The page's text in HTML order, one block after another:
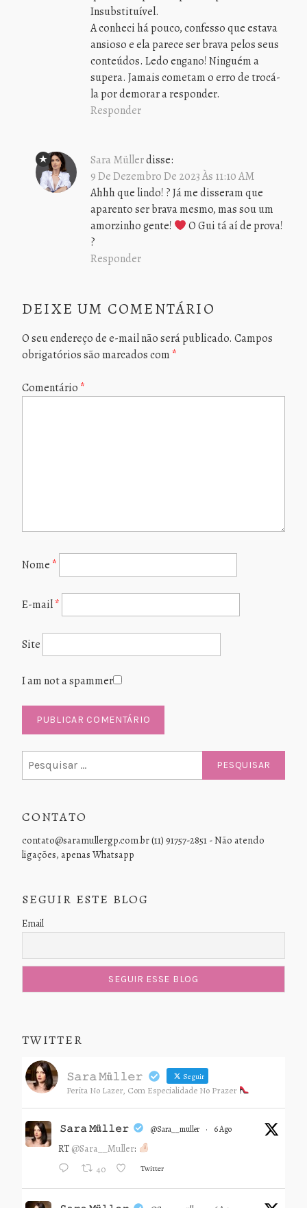
Insubstituível.
A conheci há pouco, confesso que estava
ansioso e ela parece ser brava pelos seus
conteúdos. Ledo engano! Ninguém a
supera. Jamais cometam o erro de trocá-
la por demorar a responder.
Responder
Sara Müllerdisse:
9 De Dezembro De 2023 Às 11:10 AM
Ahhh que lindo! ? Já me disseram que
aparento ser brava mesmo, mas sou um
amorzinho gente!
O Gui tá aí de prova!
?
Responder
DEIXE UM COMENTÁRIO
O seu endereço de e-mail não será publicado. Campos
obrigatórios são marcados com *
Comentário *
Nome *
E-mail*
Site
I am not a spammer
por:
CONTATO
contato@saramullergp.com.br (11) 91757-2851 - Não atendo
ligações, apenas Whatsapp
SEGUIR ESTE BLOG
Email
TWITTER
𝚂𝚊𝚛𝚊 𝙼ü𝚕𝚕𝚎𝚛 Seguir
Perita No Lazer, Com Especialidade No Prazer
𝚂𝚊𝚛𝚊 𝙼ü𝚕𝚕𝚎𝚛 @sara__muller · 6 Ago
RT @Sara__Muller:
40 Twitter